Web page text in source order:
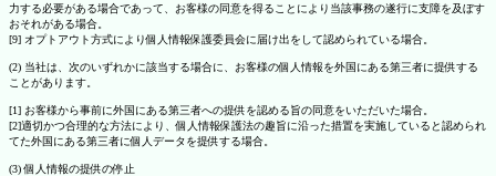
力する必要がある場合であって、お客様の同意を得ることにより当該事務の遂行に支障を及ぼす
おそれがある場合。
[9] オプトアウト方式により個人情報保護委員会に届け出をして認められている場合。
(2) 当社は、次のいずれかに該当する場合に、お客様の個人情報を外国にある第三者に提供する
ことがあります。
[1] お客様から事前に外国にある第三者への提供を認める旨の同意をいただいた場合。
[2]適切かつ合理的な方法により、個人情報保護法の趣旨に沿った措置を実施していると認められ
てた外国にある第三者に個人データを提供する場合。
(3) 個人情報の提供の停止